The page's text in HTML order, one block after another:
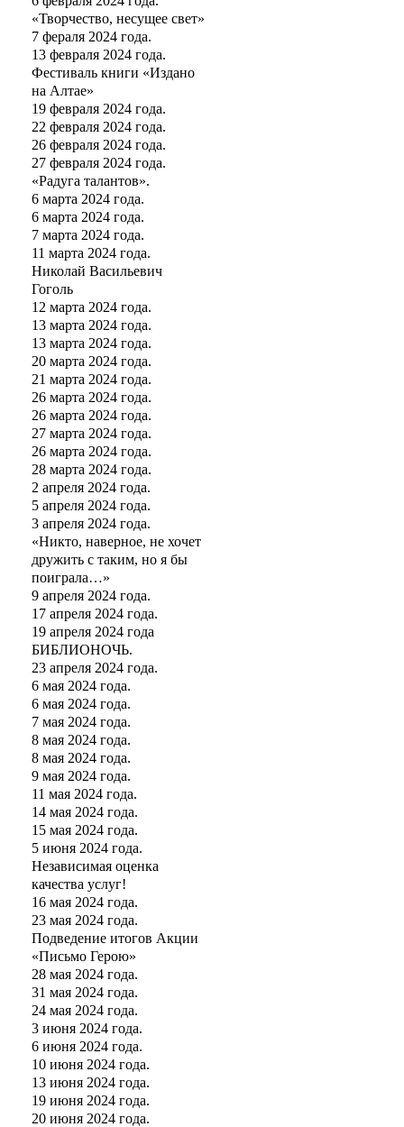
«Творчество, несущее свет»
7 фераля 2024 года.
13 февраля 2024 года.
Фестиваль книги «Издано
на Алтае»
19 февраля 2024 года.
22 февраля 2024 года.
26 февраля 2024 года.
27 февраля 2024 года.
«Радуга талантов».
6 марта 2024 года.
6 марта 2024 года.
7 марта 2024 года.
11 марта 2024 года.
Николай Васильевич
Гоголь
12 марта 2024 года.
13 марта 2024 года.
13 марта 2024 года.
20 марта 2024 года.
21 марта 2024 года.
26 марта 2024 года.
26 марта 2024 года.
27 марта 2024 года.
26 марта 2024 года.
28 марта 2024 года.
2 апреля 2024 года.
5 апреля 2024 года.
3 апреля 2024 года.
«Никто, наверное, не хочет
дружить с таким, но я бы
поиграла…»
9 апреля 2024 года.
17 апреля 2024 года.
19 апреля 2024 года
БИБЛИОНОЧЬ.
23 апреля 2024 года.
6 мая 2024 года.
6 мая 2024 года.
7 мая 2024 года.
8 мая 2024 года.
8 мая 2024 года.
9 мая 2024 года.
11 мая 2024 года.
14 мая 2024 года.
15 мая 2024 года.
5 июня 2024 года.
Независимая оценка
качества услуг!
16 мая 2024 года.
23 мая 2024 года.
Подведение итогов Акции
«Письмо Герою»
28 мая 2024 года.
31 мая 2024 года.
24 мая 2024 года.
3 июня 2024 года.
6 июня 2024 года.
10 июня 2024 года.
13 июня 2024 года.
19 июня 2024 года.
20 июня 2024 года.